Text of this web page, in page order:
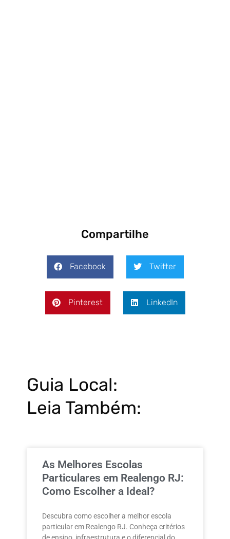
Compartilhe
Facebook Twitter
Pinterest LinkedIn
Guia Local:
Leia Também:
As Melhores Escolas
Particulares em Realengo RJ:
Como Escolher a Ideal?
Descubra como escolher a melhor escola
particular em Realengo RJ. Conheça critérios